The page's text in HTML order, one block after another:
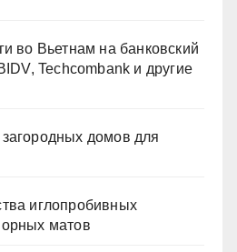
во Вьетнам на банковский
Techcombank и другие
домов для
иглопробивных
матов